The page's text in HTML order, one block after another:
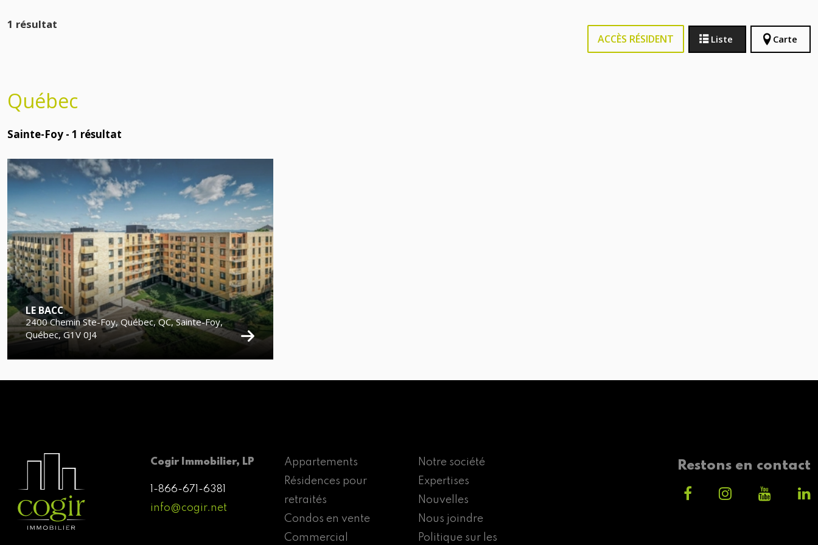
1 résultat
ACCÈS RÉSIDENT Liste Carte
Québec
Sainte-Foy - 1 résultat
LE BACC
2400 Chemin Ste-Foy, Québec, QC, Sainte-Foy,
Québec, G1V 0J4
Cogir Immobilier, LP
1-866-671-6381
info@cogir.net
Appartements
Résidences pour
retraités
Condos en vente
Commercial
Notre société
Expertises
Nouvelles
Nous joindre
Politique sur les
Restons en contact